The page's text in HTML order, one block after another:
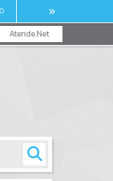
Atende.Net